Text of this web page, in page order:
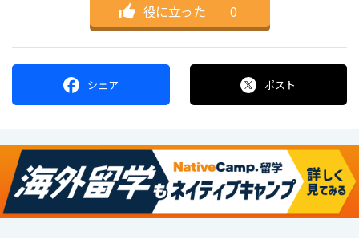
役に立った ｜ 0
シェア ポスト